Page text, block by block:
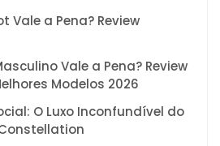
Vale a Pena? Review
Vale a Pena? Review
Modelos 2026
O Luxo Inconfundível do